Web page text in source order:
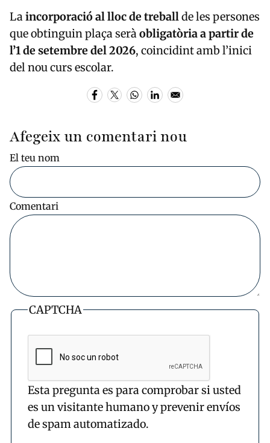
Laincorporació al lloc de treballde les persones
que obtinguin plaça seràobligatòria a partir de
l’1 de setembre del 2026, coincidint amb l’inici
del nou curs escolar.
Afegeix un comentari nou
El teu nom
Comentari
CAPTCHA
Esta pregunta es para comprobar si usted
es un visitante humano y prevenir envíos
de spam automatizado.